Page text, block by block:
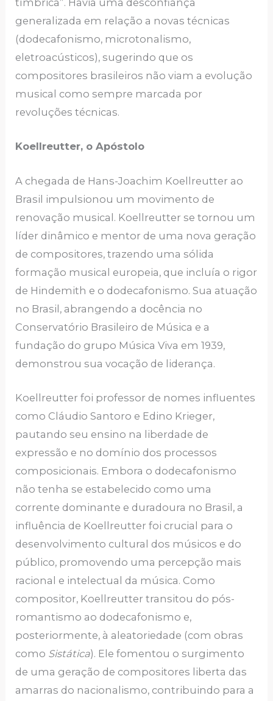
tímbrica”. Havia uma desconfiança
generalizada em relação a novas técnicas
(dodecafonismo, microtonalismo,
eletroacústicos), sugerindo que os
compositores brasileiros não viam a evolução
musical como sempre marcada por
revoluções técnicas.
Koellreutter, o Apóstolo
A chegada de Hans-Joachim Koellreutter ao
Brasil impulsionou um movimento de
renovação musical. Koellreutter se tornou um
líder dinâmico e mentor de uma nova geração
de compositores, trazendo uma sólida
formação musical europeia, que incluía o rigor
de Hindemith e o dodecafonismo. Sua atuação
no Brasil, abrangendo a docência no
Conservatório Brasileiro de Música e a
fundação do grupo Música Viva em 1939,
demonstrou sua vocação de liderança.
Koellreutter foi professor de nomes influentes
como Cláudio Santoro e Edino Krieger,
pautando seu ensino na liberdade de
expressão e no domínio dos processos
composicionais. Embora o dodecafonismo
não tenha se estabelecido como uma
corrente dominante e duradoura no Brasil, a
influência de Koellreutter foi crucial para o
desenvolvimento cultural dos músicos e do
público, promovendo uma percepção mais
racional e intelectual da música. Como
compositor, Koellreutter transitou do pós-
romantismo ao dodecafonismo e,
posteriormente, à aleatoriedade (com obras
como Sistática). Ele fomentou o surgimento
de uma geração de compositores liberta das
amarras do nacionalismo, contribuindo para a